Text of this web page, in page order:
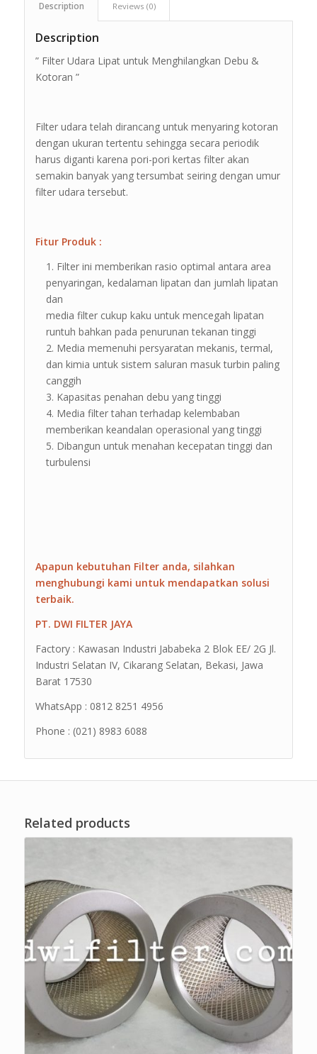
Description Reviews (0)
Description
” Filter Udara Lipat untuk Menghilangkan Debu &
Kotoran ”
Filter udara telah dirancang untuk menyaring kotoran
dengan ukuran tertentu sehingga secara periodik
harus diganti karena pori-pori kertas filter akan
semakin banyak yang tersumbat seiring dengan umur
filter udara tersebut.
Fitur Produk :
Filter ini memberikan rasio optimal antara area
penyaringan, kedalaman lipatan dan jumlah lipatan
dan
media filter cukup kaku untuk mencegah lipatan
runtuh bahkan pada penurunan tekanan tinggi
Media memenuhi persyaratan mekanis, termal,
dan kimia untuk sistem saluran masuk turbin paling
canggih
Kapasitas penahan debu yang tinggi
Media filter tahan terhadap kelembaban
memberikan keandalan operasional yang tinggi
Dibangun untuk menahan kecepatan tinggi dan
turbulensi
Apapun kebutuhan Filter anda, silahkan
menghubungi kami untuk mendapatkan solusi
terbaik.
PT. DWI FILTER JAYA
Factory : Kawasan Industri Jababeka 2 Blok EE/ 2G Jl.
Industri Selatan IV, Cikarang Selatan, Bekasi, Jawa
Barat 17530
WhatsApp : 0812 8251 4956
Phone : (021) 8983 6088
Related products